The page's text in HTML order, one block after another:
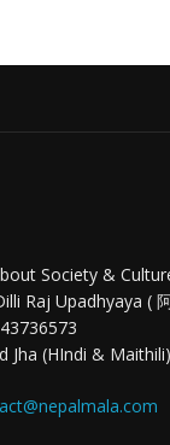
Society &
Raj Upadhyaya (
Jha (HIndi & Maithili)